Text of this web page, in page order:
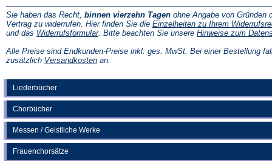
Liederbücher
Chorbücher
Messen / Geistliche Werke
Frauenchorsätze
Sie haben das Recht, binnen vierzehn Tagen ohne Angabe von Gründen
Vertrag zu widerrufen. Hier finden Sie die Einzelheiten zu Ihrem
und das Widerrufsformular(Öffnet
einem
neuen
. Bitte beachten Sie unsere Hinweise zum
Alle Preise sind Endkunden-Preise inkl. ges. MwSt. Bei einer Bestellung
zusätzlich Versandkosten(Öffnet
an.